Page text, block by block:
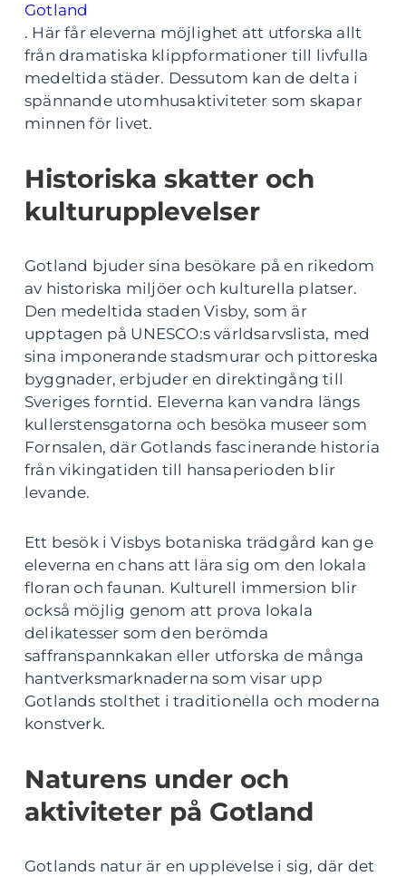
Gotland
. Här får eleverna möjlighet att utforska allt
från dramatiska klippformationer till livfulla
medeltida städer. Dessutom kan de delta i
spännande utomhusaktiviteter som skapar
minnen för livet.
Historiska skatter och
kulturupplevelser
Gotland bjuder sina besökare på en rikedom
av historiska miljöer och kulturella platser.
Den medeltida staden Visby, som är
upptagen på UNESCO:s världsarvslista, med
sina imponerande stadsmurar och pittoreska
byggnader, erbjuder en direktingång till
Sveriges forntid. Eleverna kan vandra längs
kullerstensgatorna och besöka museer som
Fornsalen, där Gotlands fascinerande historia
från vikingatiden till hansaperioden blir
levande.
Ett besök i Visbys botaniska trädgård kan ge
eleverna en chans att lära sig om den lokala
floran och faunan. Kulturell immersion blir
också möjlig genom att prova lokala
delikatesser som den berömda
saffranspannkakan eller utforska de många
hantverksmarknaderna som visar upp
Gotlands stolthet i traditionella och moderna
konstverk.
Naturens under och
aktiviteter på Gotland
Gotlands natur är en upplevelse i sig, där det